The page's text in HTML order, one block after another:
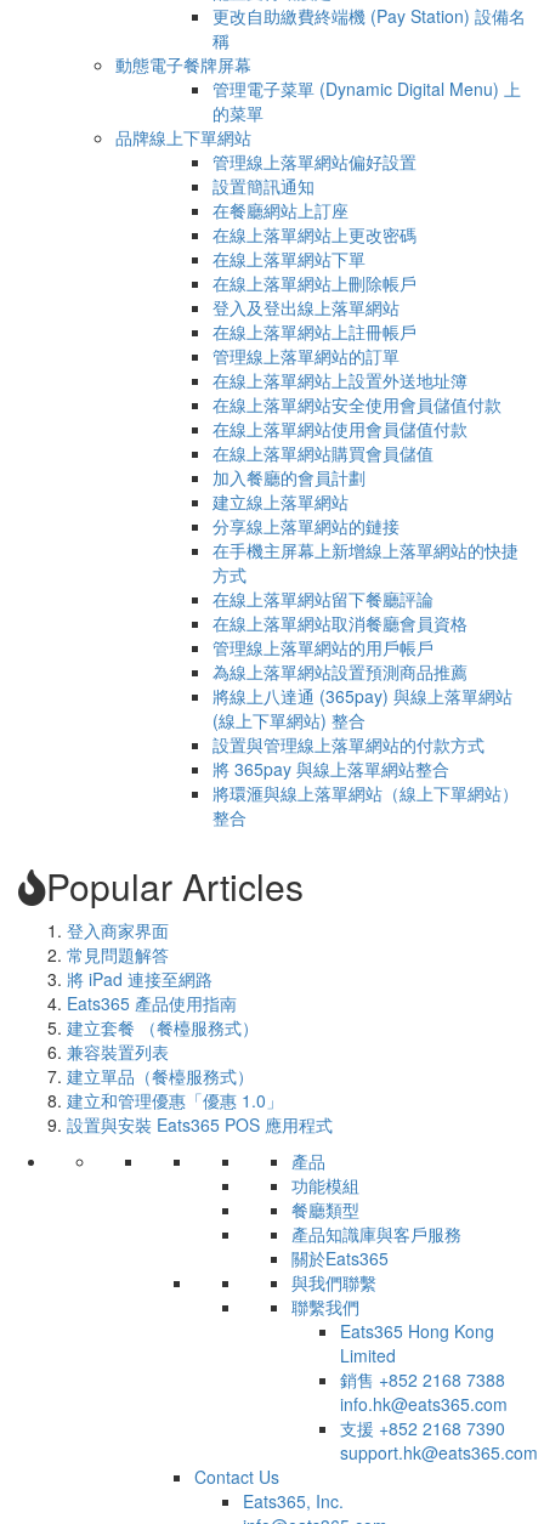
更改自助繳費終端機 (Pay Station) 設備名
稱
動態電子餐牌屏幕
管理電子菜單 (Dynamic Digital Menu) 上
的菜單
品牌線上下單網站
管理線上落單網站偏好設置
設置簡訊通知
在餐廳網站上訂座
在線上落單網站上更改密碼
在線上落單網站下單
在線上落單網站上刪除帳戶
登入及登出線上落單網站
在線上落單網站上註冊帳戶
管理線上落單網站的訂單
在線上落單網站上設置外送地址簿
在線上落單網站安全使用會員儲值付款
在線上落單網站使用會員儲值付款
在線上落單網站購買會員儲值
加入餐廳的會員計劃
建立線上落單網站
分享線上落單網站的鏈接
在手機主屏幕上新增線上落單網站的快捷
方式
在線上落單網站留下餐廳評論
在線上落單網站取消餐廳會員資格
管理線上落單網站的用戶帳戶
為線上落單網站設置預測商品推薦
將線上八達通 (365pay) 與線上落單網站
(線上下單網站) 整合
設置與管理線上落單網站的付款方式
將 365pay 與線上落單網站整合
將環滙與線上落單網站（線上下單網站）
整合
Popular Articles
登入商家界面
常見問題解答
將 iPad 連接至網路
Eats365 產品使用指南
建立套餐 （餐檯服務式）
兼容裝置列表
建立單品（餐檯服務式）
建立和管理優惠「優惠 1.0」
設置與安裝 Eats365 POS 應用程式
產品
功能模組
餐廳類型
產品知識庫與客戶服務
關於Eats365
與我們聯繫
聯繫我們
Eats365 Hong Kong
Limited
銷售 +852 2168 7388
info.hk@eats365.com
支援 +852 2168 7390
support.hk@eats365.com
Contact Us
Eats365, Inc.